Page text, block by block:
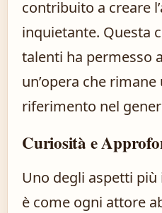
contribuito a creare
inquietante. Questa
talenti ha permesso
un’opera che
riferimento nel
Curiosità e
Uno degli aspetti
è come ogni attore